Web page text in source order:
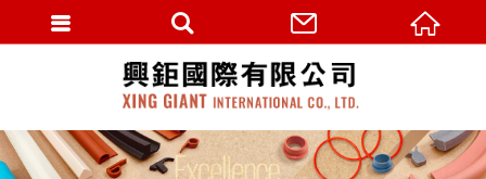
繁體中文